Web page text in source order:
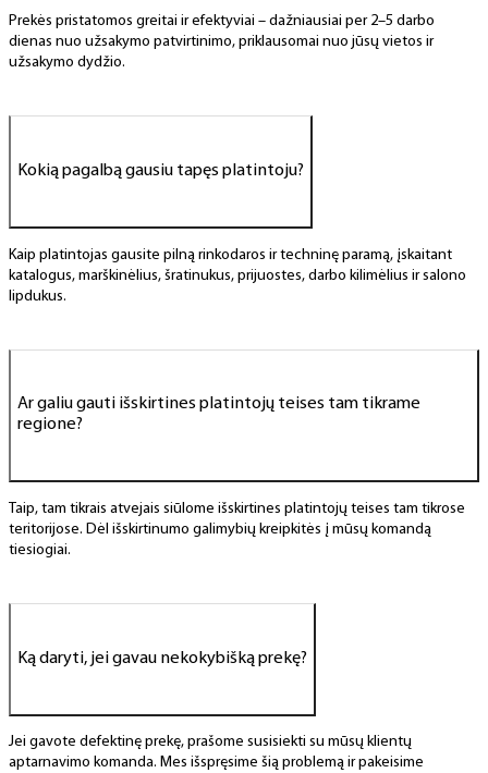
Prekės pristatomos greitai ir efektyviai – dažniausiai per 2–5 darbo
dienas nuo užsakymo patvirtinimo, priklausomai nuo jūsų vietos ir
užsakymo dydžio.
Kokią pagalbą gausiu tapęs platintoju?
Kaip platintojas gausite pilną rinkodaros ir techninę paramą, įskaitant
katalogus, marškinėlius, šratinukus, prijuostes, darbo kilimėlius ir salono
lipdukus.
Ar galiu gauti išskirtines platintojų teises tam tikrame
regione?
Taip, tam tikrais atvejais siūlome išskirtines platintojų teises tam tikrose
teritorijose. Dėl išskirtinumo galimybių kreipkitės į mūsų komandą
tiesiogiai.
Ką daryti, jei gavau nekokybišką prekę?
Jei gavote defektinę prekę, prašome susisiekti su mūsų klientų
aptarnavimo komanda. Mes išspręsime šią problemą ir pakeisime